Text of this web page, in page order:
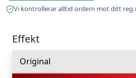
Vi kontrollerar alltid ordern mot ditt
Effekt
Original